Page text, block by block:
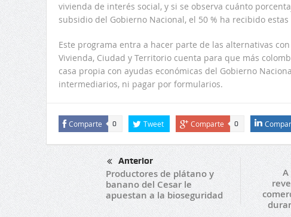
vivienda de interés social, y si se observa cuánto
subsidio del Gobierno Nacional, el 50 % ha recibido estas
Este programa entra a hacer parte de las alternativas
Vivienda, Ciudad y Territorio cuenta para que más
casa propia con ayudas económicas del Gobierno
intermediarios, ni pagar por formularios.
Comparte 0 Tweet Comparte 0
Anterior
Productores de plátano y
banano del Cesar le
apuestan a la bioseguridad